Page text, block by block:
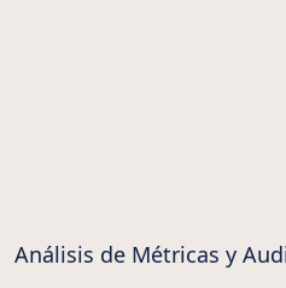
Análisis de Métricas y